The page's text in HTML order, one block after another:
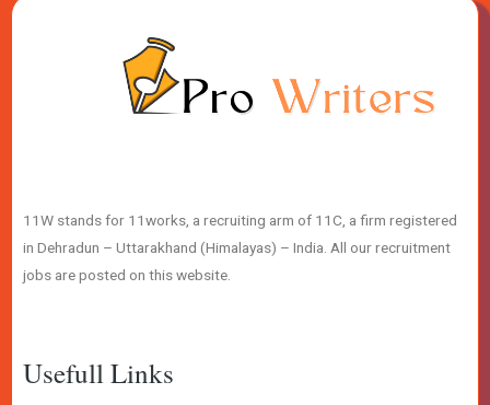
11W stands for 11works, a recruiting arm of 11C, a firm registered
in Dehradun – Uttarakhand (Himalayas) – India. All our recruitment
jobs are posted on this website.
Usefull Links